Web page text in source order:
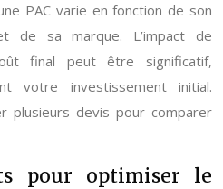
PAC varie en fonction de son
de sa marque. L’impact de
final peut être significatif,
votre investissement initial.
plusieurs devis pour comparer
pour optimiser le